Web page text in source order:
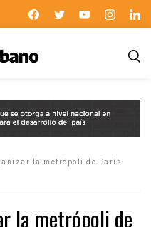
la metrópoli de París
la metrópoli de